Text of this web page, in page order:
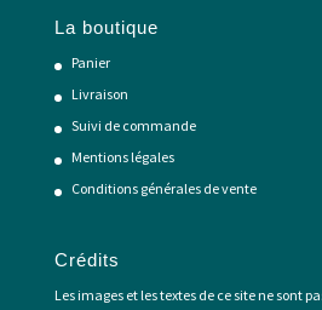
La boutique
Panier
Livraison
Suivi de commande
Mentions légales
Conditions générales de vente
Crédits
Les images et les textes de ce site ne sont